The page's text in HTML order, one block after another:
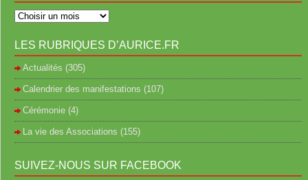
LES RUBRIQUES D’AURICE.FR
Actualités (305)
Calendrier des manifestations (107)
Cérémonie (4)
La vie des Associations (155)
SUIVEZ-NOUS SUR FACEBOOK